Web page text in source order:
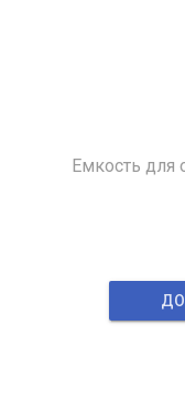
Емкость для